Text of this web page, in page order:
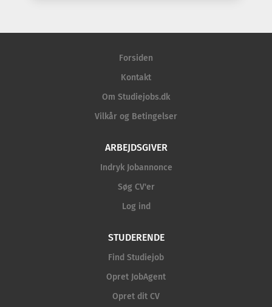
Forsiden
Kontakt
Om Studiejobs.dk
Vilkår og Betingelser
ARBEJDSGIVER
Indryk Jobannonce
Søg CV'er
Log ind
STUDERENDE
Find Studiejob
Opret JobAgent
Opret dit CV